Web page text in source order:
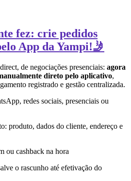
fez: crie pedidos
App da Yampi!🤳
de negociações presenciais: agora
direto pelo aplicativo,
registrado e gestão centralizada.
redes sociais, presenciais ou
produto, dados do cliente, endereço e
ou cashback na hora
o rascunho até efetivação do